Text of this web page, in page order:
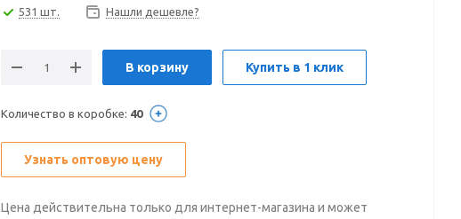
531 шт. Нашли дешевле?
В корзину Купить в 1 клик
Количество в коробке: 40
Узнать оптовую цену
Цена действительна только для интернет-магазина и может